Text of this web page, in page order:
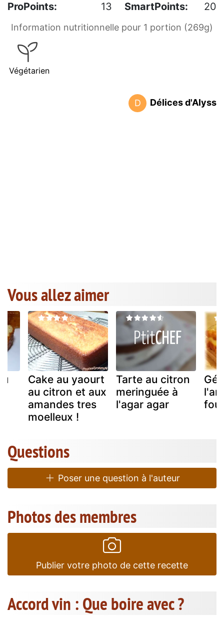
ProPoints:
13 SmartPoints: 20
Information nutritionnelle pour 1 portion (269g)
Végétarien
D Délices d'Alyss
Vous allez aimer
Cake au yaourt
au citron et aux
amandes tres
moelleux !
Tarte au citron
meringuée à
l'agar agar
Questions
Poser une question à l'auteur
Photos des membres
Publier votre photo de cette recette
Accord vin : Que boire avec ?